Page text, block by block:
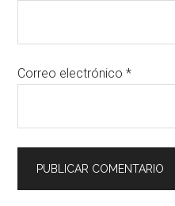
Correo electrónico*